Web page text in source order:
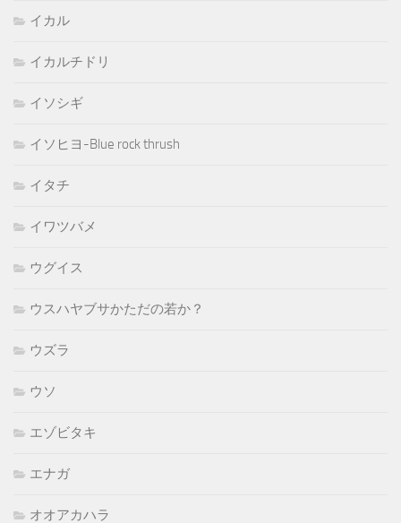
イカル
イカルチドリ
イソシギ
イソヒヨ-Blue rock thrush
イタチ
イワツバメ
ウグイス
ウスハヤブサかただの若か？
ウズラ
ウソ
エゾビタキ
エナガ
オオアカハラ